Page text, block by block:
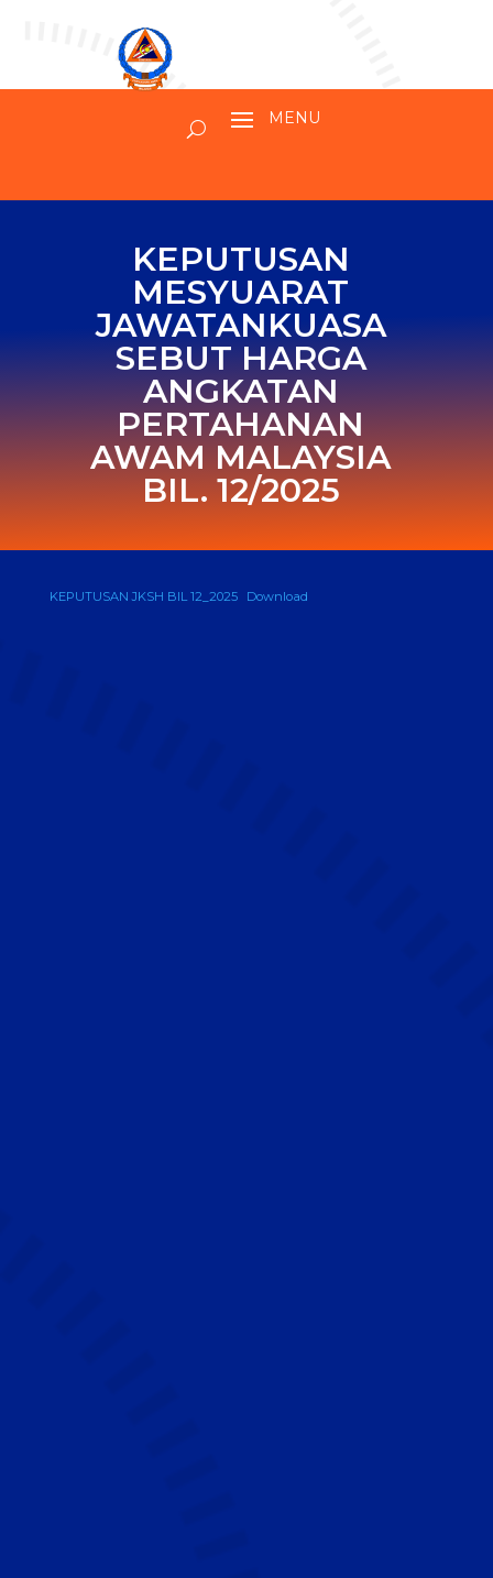
KEPUTUSAN
MESYUARAT
JAWATANKUASA
SEBUT HARGA
ANGKATAN
PERTAHANAN
AWAM MALAYSIA
BIL. 12/2025
KEPUTUSAN JKSH BIL 12_2025 Download